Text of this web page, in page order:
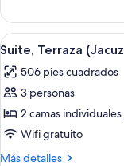
(Jacuzzi)
Single
Use,
Terrace
Abrir
todas
las
fotos
de
Suite,
Terraza
6
Suite, Terraza
506 pies cuadrados
3 personas
2 camas
Wifi gratuito
Más detalles
Más